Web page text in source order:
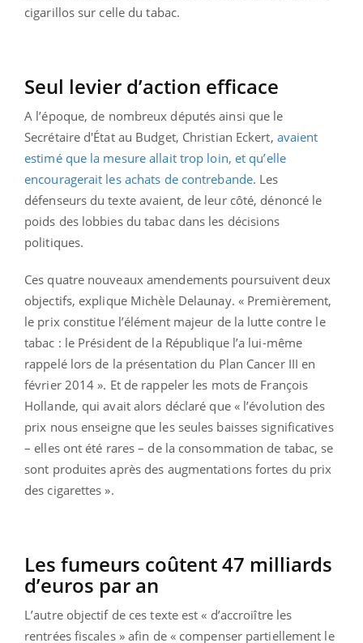
cigarillos sur celle du tabac.
Seul levier d’action efficace
A l’époque, de nombreux députés ainsi que le
Secrétaire d'État au Budget, Christian Eckert, avaient
estimé que la mesure allait trop loin, et qu’elle
encouragerait les achats de contrebande. Les
défenseurs du texte avaient, de leur côté, dénoncé le
poids des lobbies du tabac dans les décisions
politiques.
Ces quatre nouveaux amendements poursuivent deux
objectifs, explique Michèle Delaunay. « Premièrement,
le prix constitue l’élément majeur de la lutte contre le
tabac : le Président de la République l’a lui-même
rappelé lors de la présentation du Plan Cancer III en
février 2014 ». Et de rappeler les mots de François
Hollande, qui avait alors déclaré que « l’évolution des
prix nous enseigne que les seules baisses significatives
– elles ont été rares – de la consommation de tabac, se
sont produites après des augmentations fortes du prix
des cigarettes ».
Les fumeurs coûtent 47 milliards
d’euros par an
L’autre objectif de ces texte est « d’accroiître les
rentrées fiscales » afin de « compenser partiellement le